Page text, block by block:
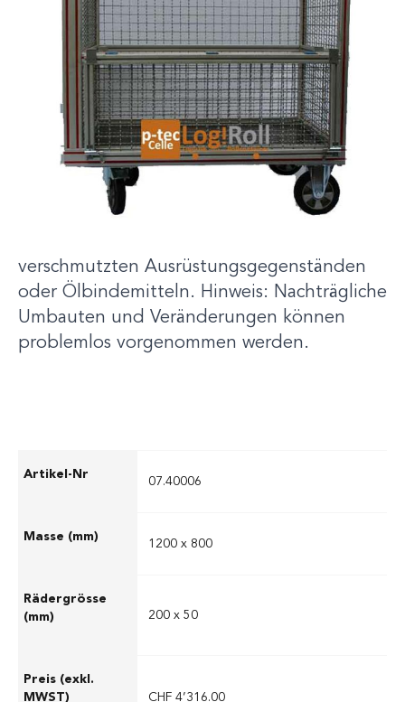
Stahl geschweisst, verzinkt oder
pulverbeschichtet. Fakten Bremse:
Lenkrollen Totalfeststeller, Bockrollen mit
Totmannbremse Reifen: Reifen unlösbar auf
Felge aufvulkanisiert Produktbeschreibung
Eine Längsseite ist zur Hälfte
herunterklappbar. Diese Art von
Rollcontainern ist besonders geeignet zum
verschmutzten Ausrüstungsgegenständen
oder Ölbindemitteln. Hinweis: Nachträgliche
Umbauten und Veränderungen können
problemlos vorgenommen werden.
07.40006
1200 x 800
200 x 50
CHF 4’316.00